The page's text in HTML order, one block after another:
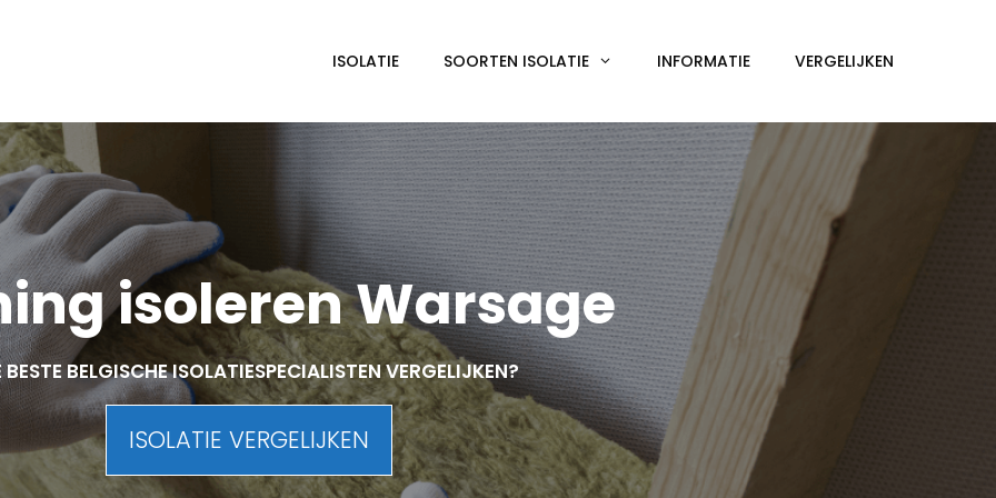
ISOLATIE SOORTEN ISOLATIE INFORMATIE VERGELIJKEN
isoleren Warsage
BESTE BELGISCHE ISOLATIESPECIALISTEN VERGELIJKEN?
ISOLATIE VERGELIJKEN